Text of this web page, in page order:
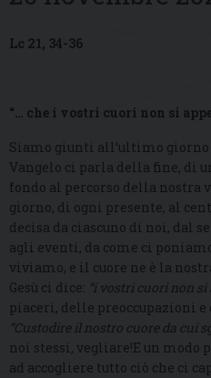
Lc 21, 34-36
“… che i vostri cuori non si
Siamo giunti all’ultimo
Vangelo ci parla della fine, di
fondo al percorso della nostra
giorno, di ogni presente, al
decisa da ciascuno di noi, dal
agli eventi, da come ci
viviamo, e il cuore ne è la
Gesù ci dice: “i vostri cuori non si
piaceri, delle preoccupazioni
“Custodire il nostro cuore da cui
noi stessi, vegliare!E un modo
ad accogliere tutto ciò che ci